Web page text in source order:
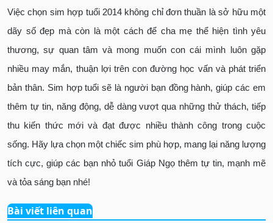
Việc chọn sim hợp tuổi 2014 không chỉ đơn thuần là sở hữu một
dãy số đẹp mà còn là một cách để cha mẹ thể hiện tình yêu
thương, sự quan tâm và mong muốn con cái mình luôn gặp
nhiều may mắn, thuận lợi trên con đường học vấn và phát triển
bản thân. Sim hợp tuổi sẽ là người bạn đồng hành, giúp các em
thêm tự tin, năng động, dễ dàng vượt qua những thử thách, tiếp
thu kiến thức mới và đạt được nhiều thành công trong cuộc
sống. Hãy lựa chọn một chiếc sim phù hợp, mang lại năng lượng
tích cực, giúp các bạn nhỏ tuổi Giáp Ngọ thêm tự tin, mạnh mẽ
và tỏa sáng bạn nhé!
Bài viết liên quan